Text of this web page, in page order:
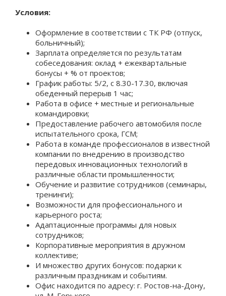
Условия:
Оформление в соответствии с ТК РФ (отпуск,
больничный);
Зарплата определяется по результатам
собеседования: оклад + ежеквартальные
бонусы + % от проектов;
График работы: 5/2, с 8.30-17.30, включая
обеденный перерыв 1 час;
Работа в офисе + местные и региональные
командировки;
Предоставление рабочего автомобиля после
испытательного срока, ГСМ;
Работа в команде профессионалов в известной
компании по внедрению в производство
передовых инновационных технологий в
различные области промышленности;
Обучение и развитие сотрудников (семинары,
тренинги);
Возможности для профессионального и
карьерного роста;
Адаптационные программы для новых
сотрудников;
Корпоративные мероприятия в дружном
коллективе;
И множество других бонусов: подарки к
различным праздникам и событиям.
Офис находится по адресу: г. Ростов-на-Дону,